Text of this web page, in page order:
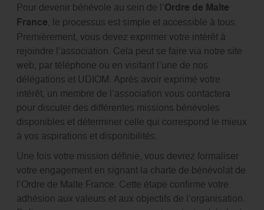
Pour devenir bénévole au sein de l’Ordre de Malte
France, le processus est simple et accessible à tous.
Premièrement, vous devez exprimer votre intérêt à
rejoindre l’association. Cela peut se faire via notre site
web, par téléphone ou en visitant l’une de nos
délégations et UDIOM. Après avoir exprimé votre
intérêt, un membre de l’association vous contactera
pour discuter des différentes missions bénévoles
disponibles et déterminer celle qui correspond le mieux
à vos aspirations et disponibilités.
Une fois votre mission définie, vous devrez formaliser
votre engagement en signant la charte de bénévolat de
l’Ordre de Malte France. Cette étape confirme votre
adhésion aux valeurs et aux objectifs de l’organisation.